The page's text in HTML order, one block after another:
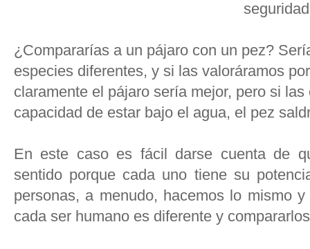
¿Compararías a un pájaro con un pez?
especies diferentes, y si las valoráramos
claramente el pájaro sería mejor, pero si
capacidad de estar bajo el agua, el pez
En este caso es fácil darse cuenta de
sentido porque cada uno tiene su
personas, a menudo, hacemos lo mismo
cada ser humano es diferente y